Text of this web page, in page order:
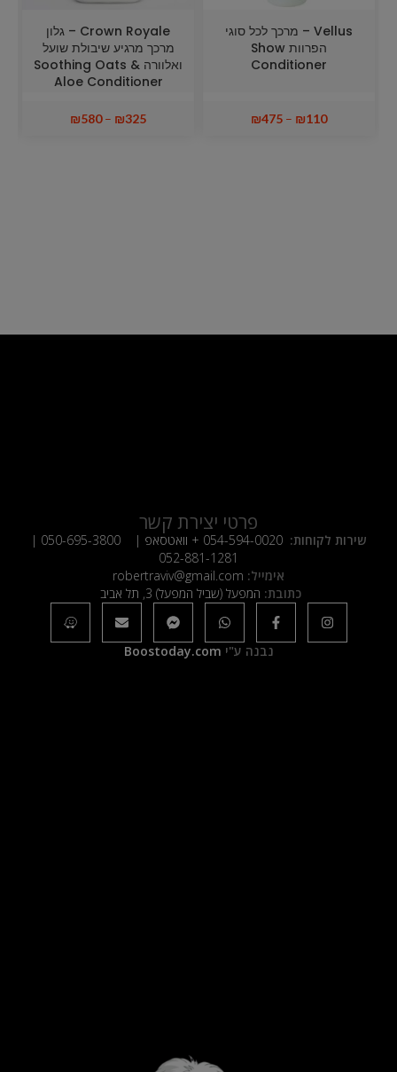
Vellus – מרכך לכל סוגי
הפרוות Show
Conditioner
₪110
–
₪475
Crown Royale – גלון
מרכך מרגיע שיבולת שועל
ואלוורה Soothing Oats &
Aloe Conditioner
₪325
–
₪580
פרטי יצירת קשר
שירות לקוחות: 054-594-0020 + וואטסאפ | 050-695-3800
|
052-881-1281
אימייל: robertraviv@gmail.com
כתובת: המפעל (שביל המפעל) 3, תל אביב
נבנה ע"י Boostoday.com